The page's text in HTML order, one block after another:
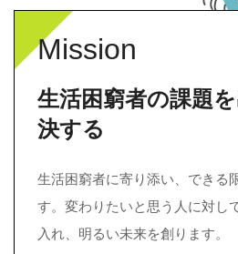
Mission
生活困窮者の課題
決する
生活困窮者に寄り添い、できる
す。変わりたいと思う人に対し
入れ、明るい未来を創ります。